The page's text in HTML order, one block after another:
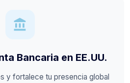
account_balance
Bancaria en EE.UU.
y fortalece tu presencia global